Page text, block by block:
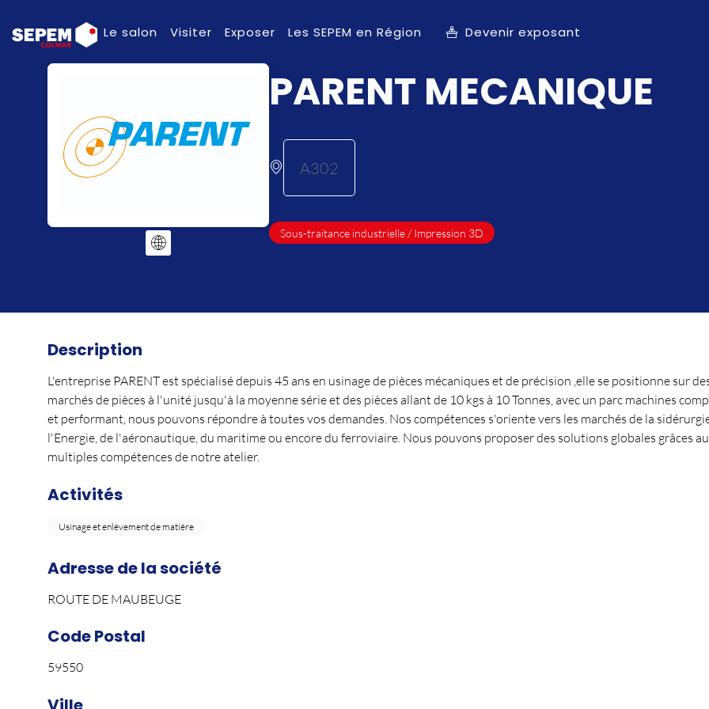
Le salon Visiter Exposer Les SEPEM en Région Devenir exposant
PARENT MECANIQUE
A302
Sous-traitance industrielle / Impression 3D
Description
L'entreprise PARENT est spécialisé depuis 45 ans en usinage de pièces mécaniques et de précision ,elle se positionne sur
marchés de pièces à l'unité jusqu'à la moyenne série et des pièces allant de 10 kgs à 10 Tonnes, avec un parc machines
et performant, nous pouvons répondre à toutes vos demandes. Nos compétences s'oriente vers les marchés de la
l'Energie, de l'aéronautique, du maritime ou encore du ferroviaire. Nous pouvons proposer des solutions globales grâces
multiples compétences de notre atelier.
Activités
Usinage et enlèvement de matière
Adresse de la société
ROUTE DE MAUBEUGE
Code Postal
59550